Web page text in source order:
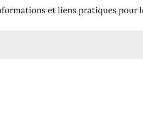
et liens pratiques pour